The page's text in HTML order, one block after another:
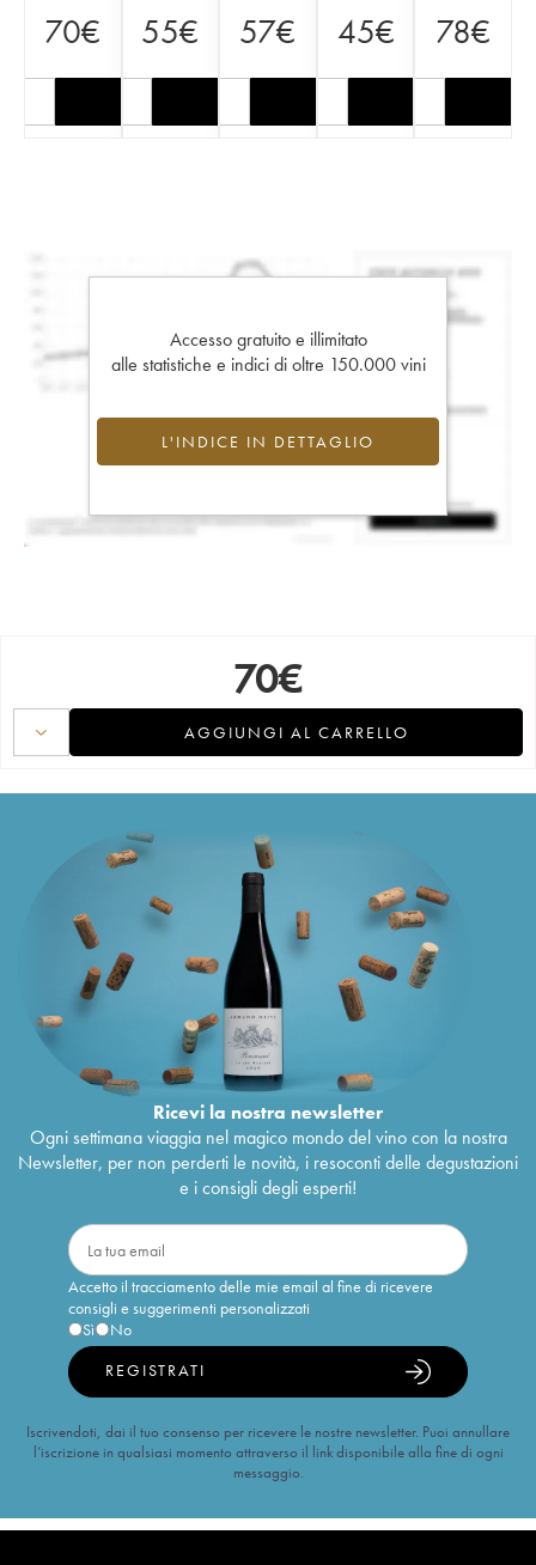
70€ 55€ 57€ 45€ 78€
Accesso gratuito e illimitato
alle statistiche e indici di oltre 150.000 vini
L'INDICE IN DETTAGLIO
70€
AGGIUNGI AL CARRELLO
Ricevi la nostra newsletter
Ogni settimana viaggia nel magico mondo del vino con la nostra
Newsletter, per non perderti le novità, i resoconti delle degustazioni
e i consigli degli esperti!
Accetto il tracciamento delle mie email al fine di ricevere
consigli e suggerimenti personalizzati
Sì
No
REGISTRATI
Iscrivendoti, dai il tuo consenso per ricevere le nostre newsletter. Puoi annullare
l’iscrizione in qualsiasi momento attraverso il link disponibile alla fine di ogni
messaggio.